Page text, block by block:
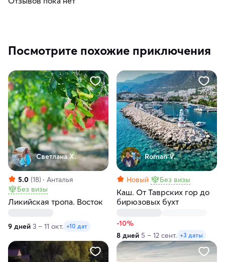
Посмотрите похожие приключения
Светлана Х.
5.0 (18)
Анталья
Без визы
Ликийская тропа. Восток
9 дней 3 – 11 окт. +10 дат
Roman V.
Новый Без визы
Каш. От Таврских гор до
бирюзовых бухт
-10%
8 дней 5 – 12 сент. +3 даты